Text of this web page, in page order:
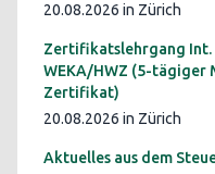
20.08.2026 in Zürich
Zertifikatslehrgang
WEKA/HWZ (5-tägiger
Zertifikat)
20.08.2026 in Zürich
Aktuelles aus dem